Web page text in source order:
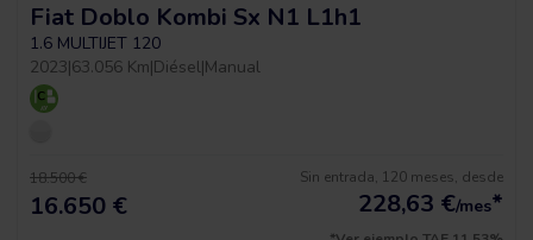
Fiat Doblo Kombi Sx N1 L1h1
1.6 MULTIJET 120
2023|63.056 Km|Diésel|Manual
18.500 €
16.650 €
Sin entrada, 120 meses, desde
228,63 €/mes*